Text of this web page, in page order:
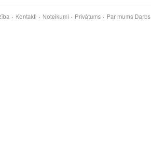
Kontakti Noteikumi Privātums Par mums Darbs